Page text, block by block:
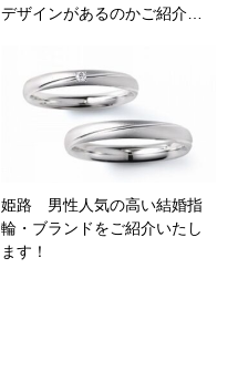
デザインがあるのかご紹介…
姫路 男性人気の高い結婚指
輪・ブランドをご紹介いたし
ます！